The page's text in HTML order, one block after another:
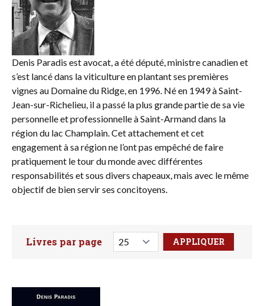
Denis Paradis est avocat, a été député, ministre canadien et
s’est lancé dans la viticulture en plantant ses premières
vignes au Domaine du Ridge, en 1996. Né en 1949 à Saint-
Jean-sur-Richelieu, il a passé la plus grande partie de sa vie
personnelle et professionnelle à Saint-Armand dans la
région du lac Champlain. Cet attachement et cet
engagement à sa région ne l’ont pas empêché de faire
pratiquement le tour du monde avec différentes
responsabilités et sous divers chapeaux, mais avec le même
objectif de bien servir ses concitoyens.
Faites votre recherche ici
Livres par page